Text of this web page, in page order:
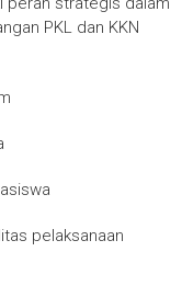
PKL dan KKN
pelaksanaan